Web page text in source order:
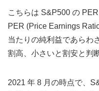
こちらは S&P500 の
PER (Price Earnings
当たりの純利益であらわ
割高、小さいと割安と判
2021 年 8 月の時点で、